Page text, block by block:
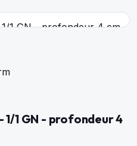
1 GN - profondeur 4